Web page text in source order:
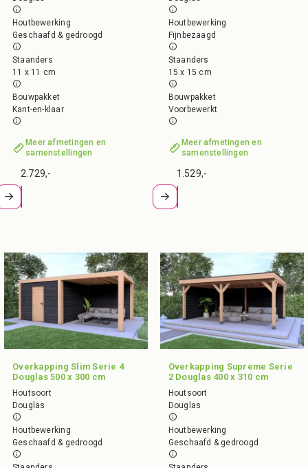
Houtbewerking
Geschaafd & gedroogd
Staanders
11 x 11 cm
Bouwpakket
Kant-en-klaar
Meer afmetingen en
samenstellingen
2.729,-
Houtbewerking
Fijnbezaagd
Staanders
15 x 15 cm
Bouwpakket
Voorbewerkt
Meer afmetingen en
samenstellingen
1.529,-
Overkapping Slim Serie 4
Douglas 500 x 300 cm
Houtsoort
Douglas
Houtbewerking
Geschaafd & gedroogd
Overkapping Supreme Serie
2 Douglas 400 x 310 cm
Houtsoort
Douglas
Houtbewerking
Geschaafd & gedroogd